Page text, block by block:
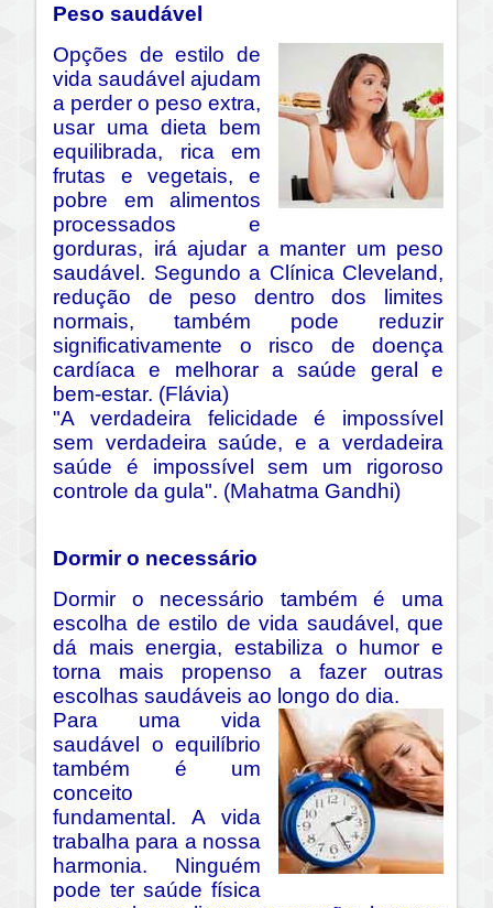
Peso saudável
Opções de estilo de
vida saudável ajudam
a perder o peso extra,
usar uma dieta bem
equilibrada, rica em
frutas e vegetais, e
pobre em alimentos
processados e
gorduras, irá ajudar a manter um peso
saudável. Segundo a Clínica Cleveland,
redução de peso dentro dos limites
normais, também pode reduzir
significativamente o risco de doença
cardíaca e melhorar a saúde geral e
bem-estar. (Flávia)
"A verdadeira felicidade é impossível
sem verdadeira saúde, e a verdadeira
saúde é impossível sem um rigoroso
controle da gula". (Mahatma Gandhi)
Dormir o necessário
Dormir o necessário também é uma
escolha de estilo de vida saudável, que
dá mais energia, estabiliza o humor e
torna mais propenso a fazer outras
escolhas saudáveis ao longo do dia.
Para uma vida
saudável o equilíbrio
também é um
conceito
fundamental. A vida
trabalha para a nossa
harmonia. Ninguém
pode ter saúde física